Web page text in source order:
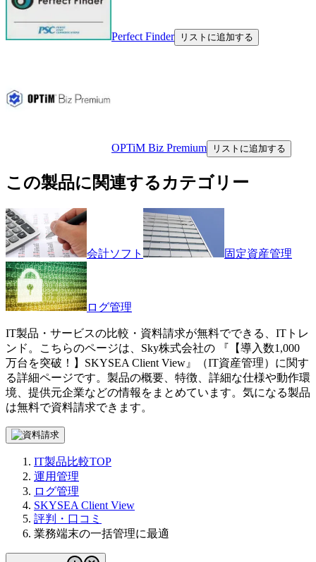
Perfect Finder リストに追加する
OPTiM Biz Premium リストに追加する
この製品に関連するカテゴリー
会計ソフト 固定資産管理
ログ管理
IT製品・サービスの比較・資料請求が無料でできる、ITトレ
ンド。こちらのページは、 Sky株式会社の 『 【導入数1,000
万台を突破！】 SKYSEA Client View 』（IT資産管理）に関す
る詳細ページです。製品の概要、特徴、詳細な仕様や動作環
境、提供元企業などの情報をまとめています。気になる製品
は無料で資料請求できます。
IT製品比較TOP
運用管理
ログ管理
SKYSEA Client View
評判・口コミ
業務端末の一括管理に最適